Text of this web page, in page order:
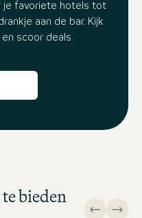
je favoriete hotels tot
aan de bar. Kijk
scoor deals.
bieden
citytrip of korte
of alleen - Motel